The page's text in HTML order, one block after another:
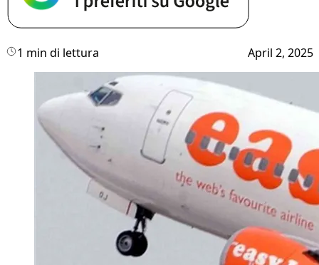
1 min di lettura April 2, 2025